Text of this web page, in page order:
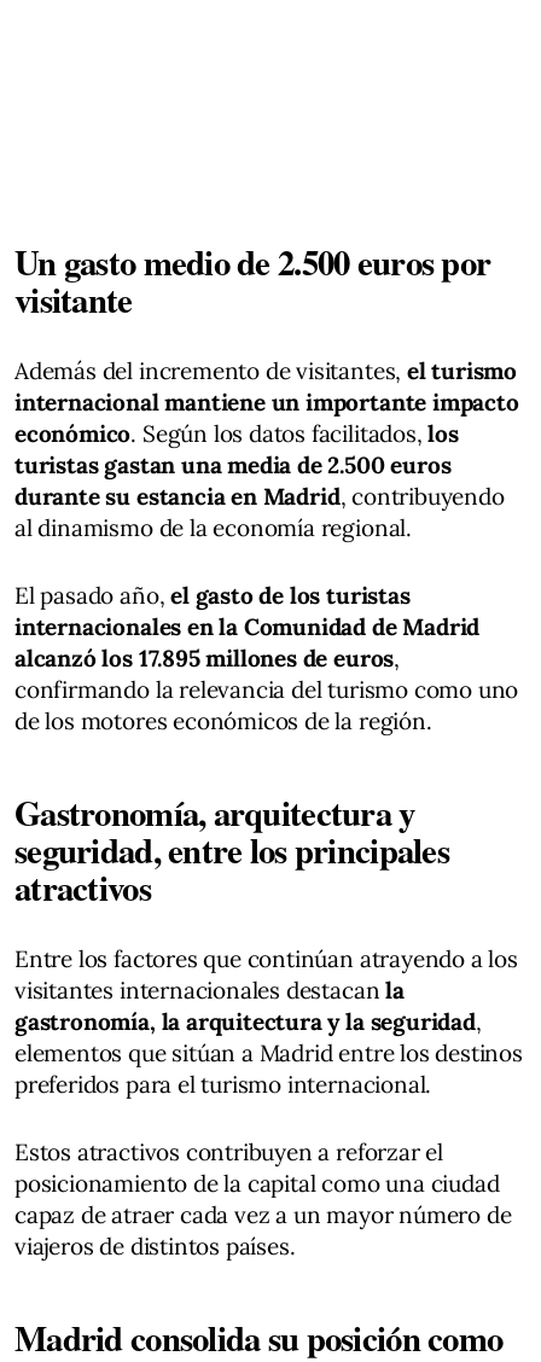
Un gasto medio de 2.500 euros por
visitante
Además del incremento de visitantes, el turismo
internacional mantiene un importante impacto
económico. Según los datos facilitados,los
turistas gastan una media de 2.500 euros
durante su estancia en Madrid, contribuyendo
al dinamismo de la economía regional.
El pasado año,el gasto de los turistas
internacionales en la Comunidad de Madrid
alcanzó los 17.895 millones de euros,
confirmando la relevancia del turismo como uno
de los motores económicos de la región.
Gastronomía, arquitectura y
seguridad, entre los principales
atractivos
Entre los factores que continúan atrayendo a los
visitantes internacionales destacanla
gastronomía, la arquitectura y la seguridad,
elementos que sitúan a Madrid entre los destinos
preferidos para el turismo internacional.
Estos atractivos contribuyen a reforzar el
posicionamiento de la capital como una ciudad
capaz de atraer cada vez a un mayor número de
viajeros de distintos países.
Madrid consolida su posición como